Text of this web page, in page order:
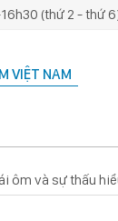
(thứ 2 - thứ
VIỆT NAM
ôm và sự thấu